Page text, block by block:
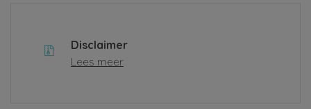
Disclaimer
Lees meer